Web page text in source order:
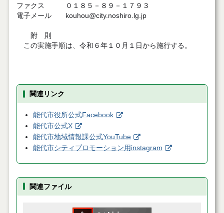
ファクス ０１８５－８９－１７９３
電子メール kouhou@city.noshiro.lg.jp
附 則
この実施手順は、令和６年１０月１日から施行する。
関連リンク
能代市役所公式Facebook
能代市公式X
能代市地域情報課公式YouTube
能代市シティプロモーション用instagram
関連ファイル